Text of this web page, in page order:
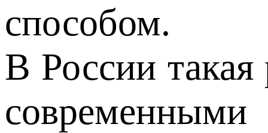
способом.
В России такая